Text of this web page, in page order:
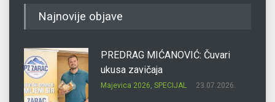
Najnovije objave
PREDRAG MIĆANOVIĆ: Čuvari
ukusa zavičaja
Majevica 2026, SPECIJAL 23.07.2026.